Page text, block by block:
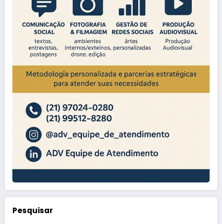
Pesquisar